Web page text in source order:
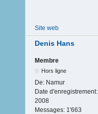
Site web
Denis Hans
Membre
Hors ligne
De: Namur
Date d'enregistrement:
2008
Messages: 1'663